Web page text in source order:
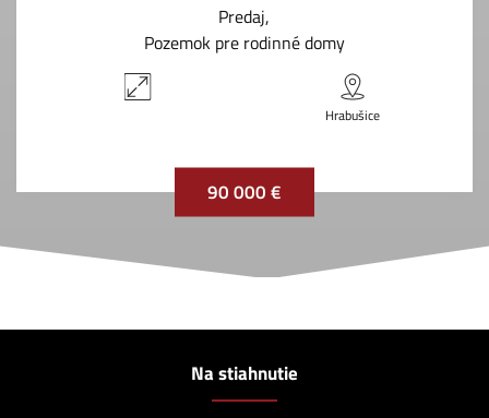
Predaj
Pozemok pre rodinné domy
Hrabušice
90 000 €
Na stiahnutie